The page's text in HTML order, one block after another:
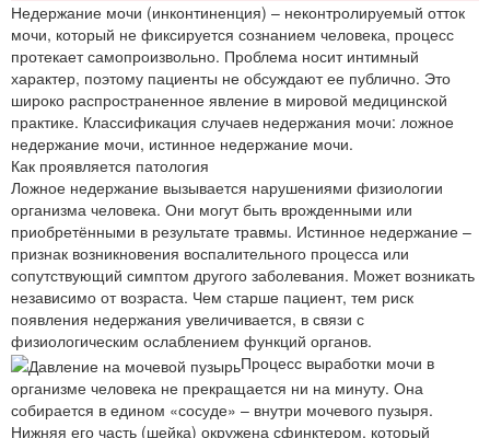
Недержание мочи (инконтиненция) – неконтролируемый отток
мочи, который не фиксируется сознанием человека, процесс
протекает самопроизвольно. Проблема носит интимный
характер, поэтому пациенты не обсуждают ее публично. Это
широко распространенное явление в мировой медицинской
практике. Классификация случаев недержания мочи: ложное
недержание мочи, истинное недержание мочи.
Как проявляется патология
Ложное недержание вызывается нарушениями физиологии
организма человека. Они могут быть врожденными или
приобретёнными в результате травмы. Истинное недержание –
признак возникновения воспалительного процесса или
сопутствующий симптом другого заболевания. Может возникать
независимо от возраста. Чем старше пациент, тем риск
появления недержания увеличивается, в связи с
физиологическим ослаблением функций органов.
Процесс выработки мочи в
организме человека не прекращается ни на минуту. Она
собирается в едином «сосуде» – внутри мочевого пузыря.
Нижняя его часть (шейка) окружена сфинктером, который